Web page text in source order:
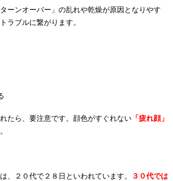
ーンオーバー」の乱れや乾燥が原因となりやす
ラブルに繋がります。
たら、要注意です。顔色がすぐれない 「疲れ顔」
、２０代で２８日といわれています。
３０代では